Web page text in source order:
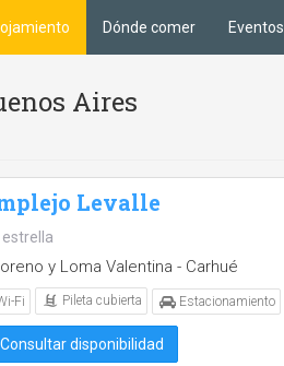
Dónde comer Eventos
Aires
Levalle
estrella
y Loma Valentina - Carhué
Fi Pileta cubierta Estacionamiento
Consultar disponibilidad